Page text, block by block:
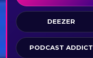
DEEZER
PODCAST ADDICT